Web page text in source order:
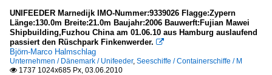
UNIFEEDER Marnedijk IMO-Nummer:9339026 Flagge:Zypern
Länge:130.0m Breite:21.0m Baujahr:2006 Bauwerft:Fujian Mawei
Shipbuilding,Fuzhou China am 01.06.10 aus Hamburg auslaufend
passiert den Rüschpark Finkenwerder. 
Björn-Marco Halmschlag
Unternehmen / Dänemark / Unifeeder, Seeschiffe / Containerschiffe / M
 1737 1024x685 Px, 03.06.2010